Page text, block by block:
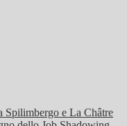
Spilimbergo e La Châtre